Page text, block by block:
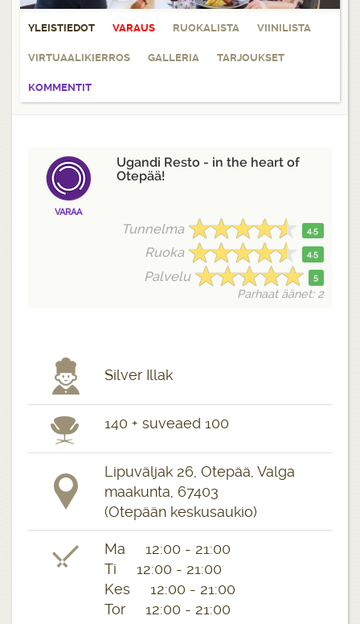
YLEISTIEDOT VARAUS RUOKALISTA VIINILISTA
VIRTUAALIKIERROS GALLERIA TARJOUKSET
KOMMENTIT
VARAA
Ugandi Resto - in the heart of
Otepää!
Tunnelma 4.5
Ruoka 4.5
Palvelu 5
Parhaat äänet: 2
Silver Illak
140 + suveaed 100
Lipuväljak 26, Otepää, Valga
maakunta, 67403
(Otepään keskusaukio)
Ma 12:00 - 21:00
Ti 12:00 - 21:00
Kes 12:00 - 21:00
Tor 12:00 - 21:00